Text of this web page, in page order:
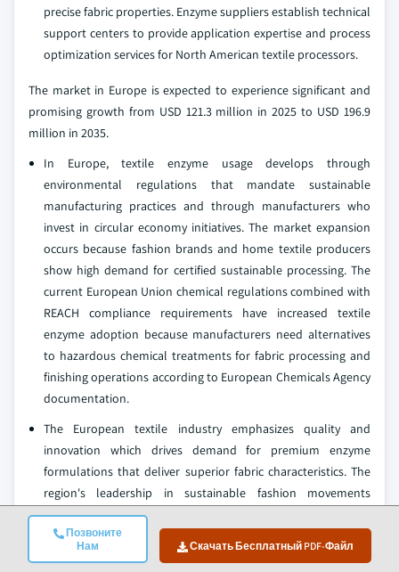
Позвоните
Нам
Скачать Бесплатный PDF-Файл
precise fabric properties. Enzyme suppliers establish technical
support centers to provide application expertise and process
optimization services for North American textile processors.
The market in Europe is expected to experience significant and
promising growth from USD 121.3 million in 2025 to USD 196.9
million in 2035.
In Europe, textile enzyme usage develops through
environmental regulations that mandate sustainable
manufacturing practices and through manufacturers who
invest in circular economy initiatives. The market expansion
occurs because fashion brands and home textile producers
show high demand for certified sustainable processing. The
current European Union chemical regulations combined with
REACH compliance requirements have increased textile
enzyme adoption because manufacturers need alternatives
to hazardous chemical treatments for fabric processing and
finishing operations according to European Chemicals Agency
documentation.
The European textile industry emphasizes quality and
innovation which drives demand for premium enzyme
formulations that deliver superior fabric characteristics. The
region's leadership in sustainable fashion movements
promotes enzyme processing as brands seek to reduce
environmental footprints. Germany, Italy and Turkey
represent major textile enzyme consuming countries where